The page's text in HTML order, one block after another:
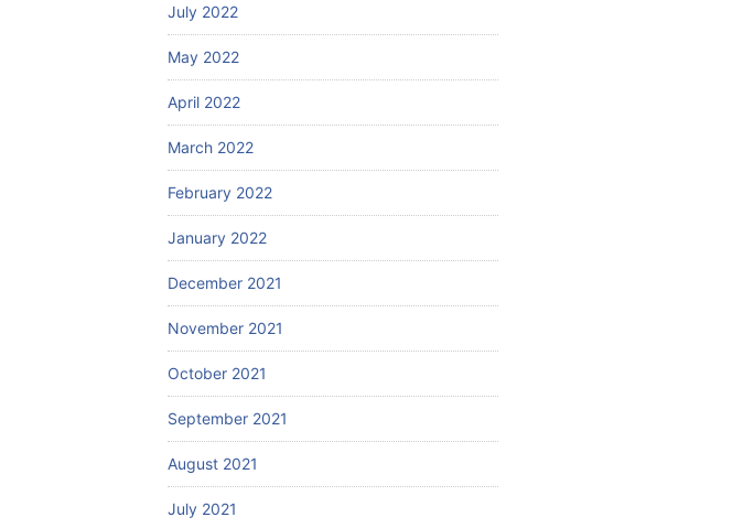
July 2022
May 2022
April 2022
March 2022
February 2022
January 2022
December 2021
November 2021
October 2021
September 2021
August 2021
July 2021